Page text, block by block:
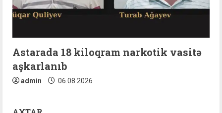
Astarada 18 kiloqram narkotik vasitə
aşkarlanıb
admin 06.08.2026